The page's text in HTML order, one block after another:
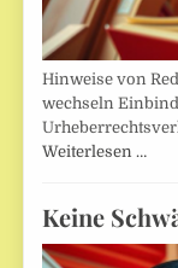
Hinweise von
wechseln
Weiterlesen …
Keine